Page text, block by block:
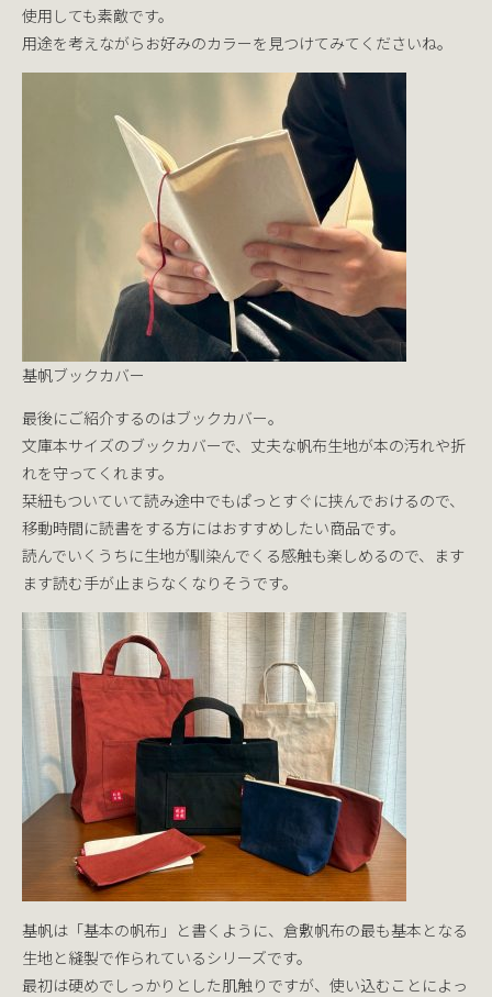
使用しても素敵です。
用途を考えながらお好みのカラーを見つけてみてくださいね。
基帆ブックカバー
最後にご紹介するのはブックカバー。
文庫本サイズのブックカバーで、丈夫な帆布生地が本の汚れや折
れを守ってくれます。
栞紐もついていて読み途中でもぱっとすぐに挟んでおけるので、
移動時間に読書をする方にはおすすめしたい商品です。
読んでいくうちに生地が馴染んでくる感触も楽しめるので、ます
ます読む手が止まらなくなりそうです。
基帆は「基本の帆布」と書くように、倉敷帆布の最も基本となる
生地と縫製で作られているシリーズです。
最初は硬めでしっかりとした肌触りですが、使い込むことによっ